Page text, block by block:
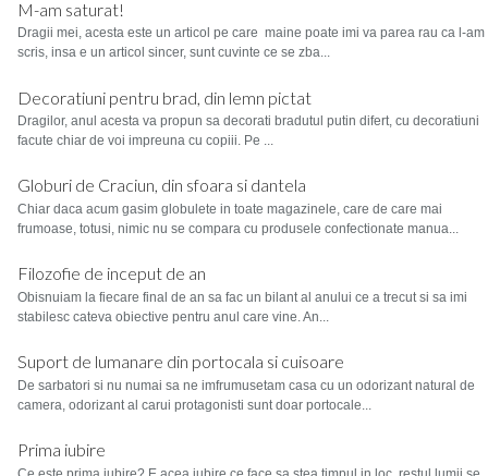
M-am saturat!
Dragii mei, acesta este un articol pe care maine poate imi va parea rau ca l-am
scris, insa e un articol sincer, sunt cuvinte ce se zba...
Decoratiuni pentru brad, din lemn pictat
Dragilor, anul acesta va propun sa decorati bradutul putin difert, cu decoratiuni
facute chiar de voi impreuna cu copiii. Pe ...
Globuri de Craciun, din sfoara si dantela
Chiar daca acum gasim globulete in toate magazinele, care de care mai
frumoase, totusi, nimic nu se compara cu produsele confectionate manua...
Filozofie de inceput de an
Obisnuiam la fiecare final de an sa fac un bilant al anului ce a trecut si sa imi
stabilesc cateva obiective pentru anul care vine. An...
Suport de lumanare din portocala si cuisoare
De sarbatori si nu numai sa ne imfrumusetam casa cu un odorizant natural de
camera, odorizant al carui protagonisti sunt doar portocale...
Prima iubire